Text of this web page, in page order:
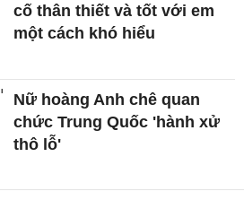
cố thân thiết và tốt với em
một cách khó hiểu
Nữ hoàng Anh chê quan
chức Trung Quốc 'hành xử
thô lỗ'